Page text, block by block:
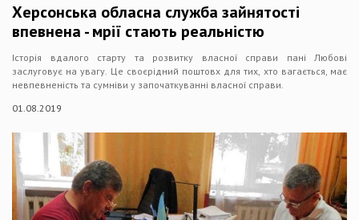
Херсонська обласна служба зайнятості
впевнена - мрії стають реальністю
Історія вдалого старту та розвитку власної справи пані Любові
заслуговує на увагу. Це своєрідний поштовх для тих, хто вагається, має
невпевненість та сумніви у започаткуванні власної справи.
01.08.2019